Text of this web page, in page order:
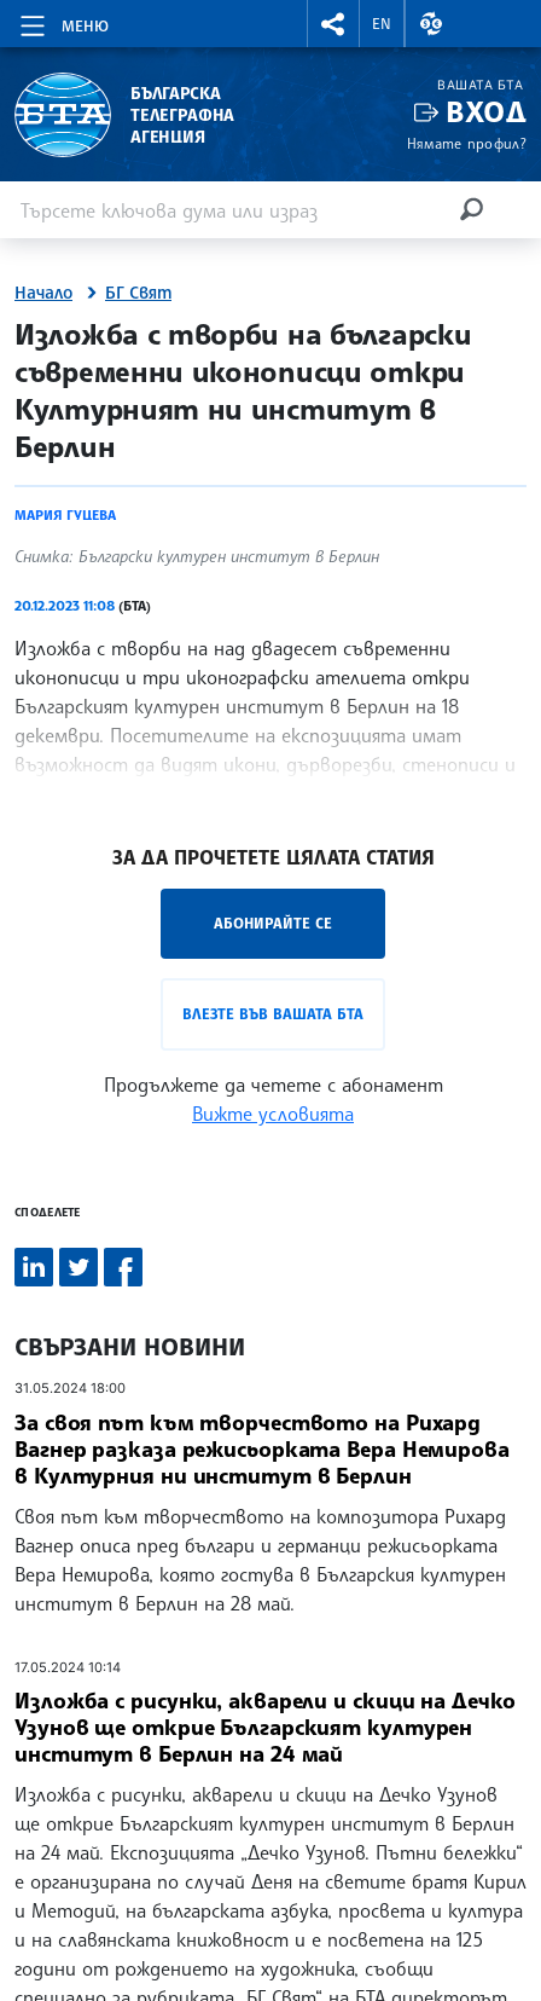
МЕНЮ
RIGHTMENU.SOCIAL
EN
ВАЛУТНИ
БЪЛГАРСКА
ТЕЛЕГРАФНА
АГЕНЦИЯ
ВАШАТА БТА
ВХОД
Нямате профил?
Начало БГ Свят
site.bta
Изложба с творби на български
съвременни иконописци откри
Културният ни институт в
Берлин
МАРИЯ ГУЦЕВА
Снимка: Български културен институт в Берлин
20.12.2023 11:08 (БТА)
Изложба с творби на над двадесет съвременни
иконописци и три иконографски ателиета откри
Българският културен институт в Берлин на 18
декември. Посетителите на експозицията имат
възможност да видят икони, дърворезби, стенописи и
ЗА ДА ПРОЧЕТЕТЕ ЦЯЛАТА СТАТИЯ
АБОНИРАЙТЕ СЕ
ВЛЕЗТЕ ВЪВ ВАШАТА БТА
Продължете да четете с абонамент
Вижте условията
СПОДЕЛЕТЕ
СВЪРЗАНИ НОВИНИ
31.05.2024 18:00
За своя път към творчеството на Рихард
Вагнер разказа режисьорката Вера Немирова
в Културния ни институт в Берлин
Своя път към творчеството на композитора Рихард
Вагнер описа пред българи и германци режисьорката
Вера Немирова, която гостува в Българския културен
институт в Берлин на 28 май.
17.05.2024 10:14
Изложба с рисунки, акварели и скици на Дечко
Узунов ще открие Българският културен
институт в Берлин на 24 май
Изложба с рисунки, акварели и скици на Дечко Узунов
ще открие Българският културен институт в Берлин
на 24 май. Експозицията „Дечко Узунов. Пътни бележки“
е организирана по случай Деня на светите братя Кирил
и Методий, на българската азбука, просвета и култура
и на славянската книжовност и е посветена на 125
години от рождението на художника, съобщи